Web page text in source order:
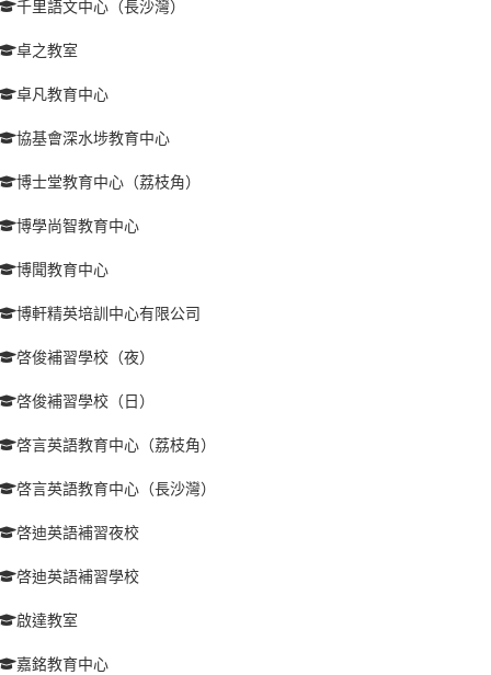
千里語文中心（長沙灣）
卓之教室
卓凡教育中心
協基會深水埗教育中心
博士堂教育中心（荔枝角）
博學尚智教育中心
博聞教育中心
博軒精英培訓中心有限公司
啓俊補習學校（夜）
啓俊補習學校（日）
啓言英語教育中心（荔枝角）
啓言英語教育中心（長沙灣）
啓迪英語補習夜校
啓迪英語補習學校
啟達教室
嘉銘教育中心